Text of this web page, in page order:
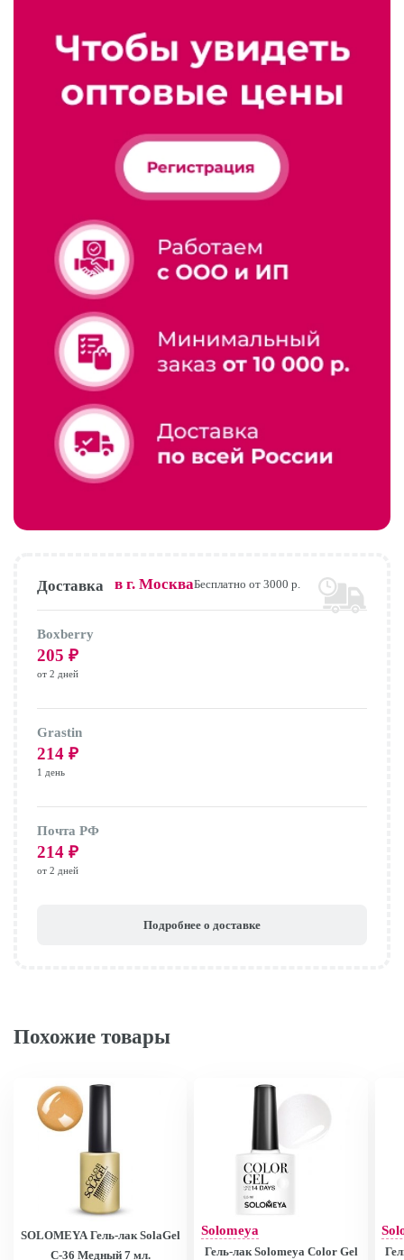
Доставка в г. МоскваБесплатно от 3000 р.
Boxberry
205 ₽
от 2 дней
Grastin
214 ₽
1 день
Почта РФ
214 ₽
от 2 дней
Подробнее о доставке
Похожие товары
SOLOMEYA Гель-лак SolaGel
C-36 Медный 7 мл.
Solomeya
Гель-лак Solomeya Color Gel